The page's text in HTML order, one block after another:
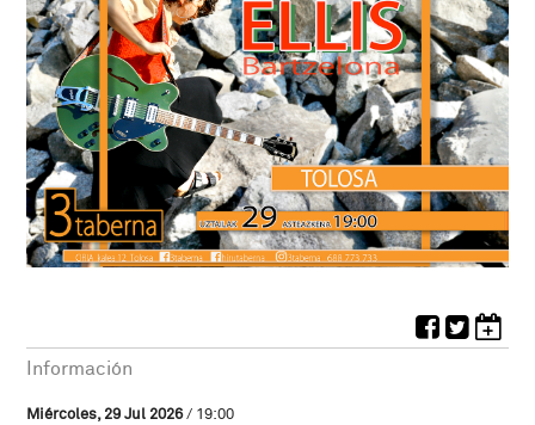
Información
Miércoles, 29 Jul 2026/ 19:00